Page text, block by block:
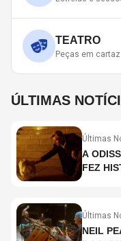
TEATRO
Peças em cartaz
ÚLTIMAS
Últimas
A
FEZ
Últimas
NEIL